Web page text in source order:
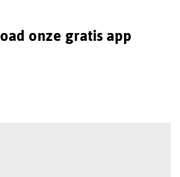
onze gratis app